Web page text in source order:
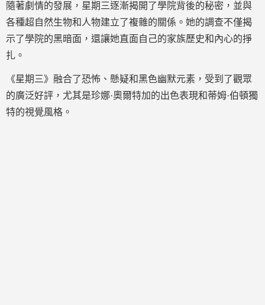
隨著劇情的發展，星期三逐漸揭開了學院背後的秘密，並與
各種超自然生物和人物建立了複雜的關係。她的調查不僅揭
示了學院的黑暗面，還讓她直面自己的家族歷史和內心的掙
扎。
《星期三》融合了恐怖、懸疑和黑色幽默元素，受到了觀眾
的廣泛好評，尤其是珍娜·奧爾特加的出色表現和蒂姆·伯頓獨
特的視覺風格。